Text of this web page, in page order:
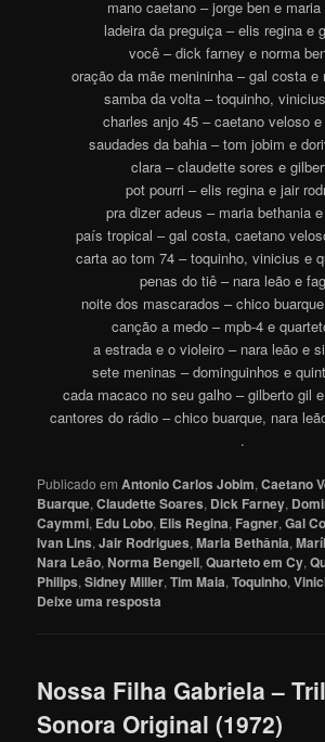
mano caetano – jorge ben e
ladeira da preguiça – elis regina e
você – dick farney e norma
oração da mãe menininha – gal costa e
samba da volta – toquinho,
charles anjo 45 – caetano veloso e
saudades da bahia – tom jobim e
clara – claudette sores e
pot pourri – elis regina e jair
pra dizer adeus – maria bethania
país tropical – gal costa, caetano
carta ao tom 74 – toquinho, vinicius e
penas do tiê – nara leão e
noite dos mascarados – chico
canção a medo – mpb-4 e
a estrada e o violeiro – nara leão e
sete meninas – dominguinhos e
cada macaco no seu galho – gilberto gil
cantores do rádio – chico buarque, nara
.
Publicado em Antonio Carlos Jobim,Caetano
Buarque,Claudette Soares, Dick Farney,
Caymmi, Edu Lobo, Elis Regina, Fagner,Gal
Ivan Lins,Jair Rodrigues,Maria Bethânia,
Nara Leão,Norma Bengell,Quarteto em Cy,
Philips,Sidney Miller,Tim Maia,Toquinho,
Deixe uma resposta
Nossa Filha Gabriela –
Sonora Original (1972)